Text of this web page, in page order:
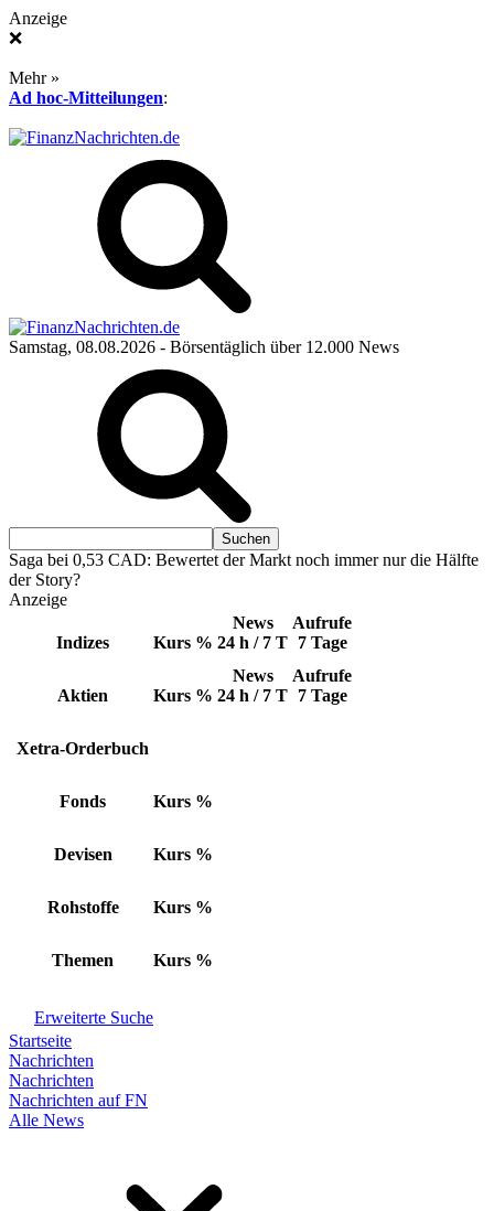
Anzeige
❌
Mehr »
Ad hoc-Mitteilungen:
Samstag, 08.08.2026 - Börsentäglich über 12.000 News
Saga bei 0,53 CAD: Bewertet der Markt noch immer nur die Hälfte
der Story?
Anzeige
Indizes Kurs %
News
24 h / 7 T
Aufrufe
7 Tage
Aktien Kurs %
News
24 h / 7 T
Aufrufe
7 Tage
Xetra-Orderbuch
Fonds Kurs %
Devisen Kurs %
Rohstoffe Kurs %
Themen Kurs %
Erweiterte Suche
Startseite
Nachrichten
Nachrichten
Nachrichten auf FN
Alle News